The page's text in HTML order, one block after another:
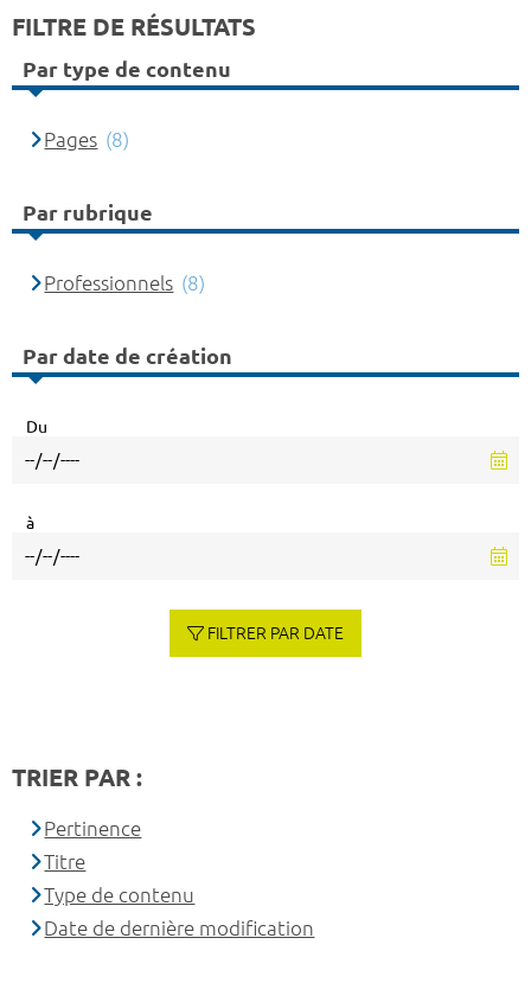
FILTRE DE RÉSULTATS
Par type de contenu
Pages (8)
Par rubrique
Professionnels (8)
Par date de création
Du
à
FILTRER PAR DATE
TRIER PAR :
Pertinence
Titre
Type de contenu
Date de dernière modification